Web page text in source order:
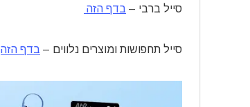
סייל ברבי – בדף הזה
סייל תחפושות ומוצרים נלווים – בדף הזה